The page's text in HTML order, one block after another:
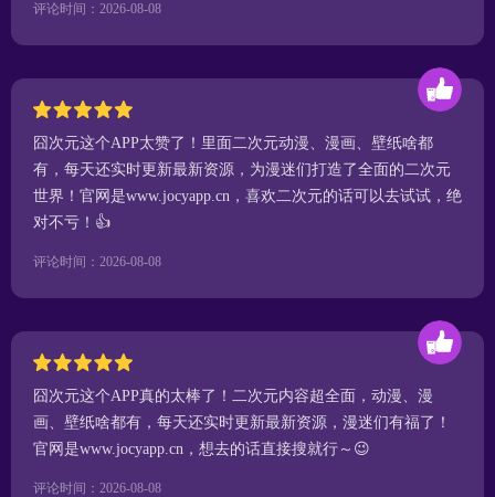
评论时间：2026-08-08
囧次元这个APP太赞了！里面二次元动漫、漫画、壁纸啥都
有，每天还实时更新最新资源，为漫迷们打造了全面的二次元
世界！官网是www.jocyapp.cn，喜欢二次元的话可以去试试，绝
对不亏！👍
评论时间：2026-08-08
囧次元这个APP真的太棒了！二次元内容超全面，动漫、漫
画、壁纸啥都有，每天还实时更新最新资源，漫迷们有福了！
官网是www.jocyapp.cn，想去的话直接搜就行～😉
评论时间：2026-08-08